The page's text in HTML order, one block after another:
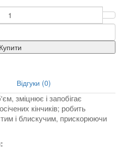
Купити
Відгуки (0)
зміцнює і запобігає
кінчиків; робить
і блискучим, прискорюючи